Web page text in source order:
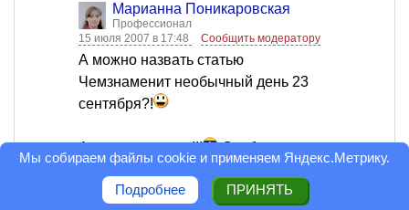
Марианна Поникаровская
Профессионал
15 июля 2007 в 17:48
Сообщить модератору
А можно назвать статью
Чемзнаменит необычный день 23
сентября?!
А идея отличная!!!
Особенно когда
собственный ДР попадает под события!
Оценка статьи: 4
Мы собираем файлы cookie и применяем Яндекс.Метрику.
Подробнее ПРИНЯТЬ